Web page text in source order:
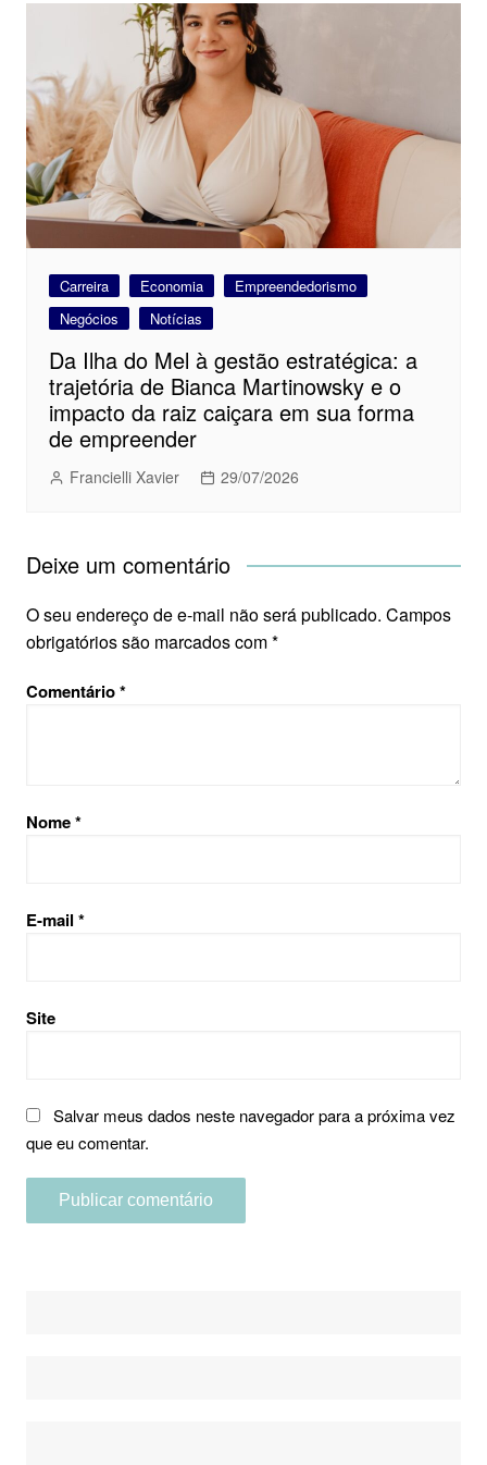
Carreira Economia
Empreendedorismo
Negócios
Notícias
Da Ilha do Mel à gestão estratégica: a
trajetória de Bianca Martinowsky e o
impacto da raiz caiçara em sua forma
de empreender
Francielli Xavier 29/07/2026
Deixe um comentário
O seu endereço de e-mail não será publicado. Campos
obrigatórios são marcados com*
Comentário*
Nome*
E-mail *
Site
Salvar meus dados neste navegador para a próxima vez
que eu comentar.